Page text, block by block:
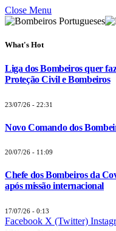
Close Menu
What's Hot
Liga dos Bombeiros quer
Proteção Civil e Bombeiros
23/07/26 - 22:31
Novo Comando dos
20/07/26 - 11:09
Chefe dos Bombeiros da
após missão internacional
17/07/26 - 0:13
Facebook X (Twitter)